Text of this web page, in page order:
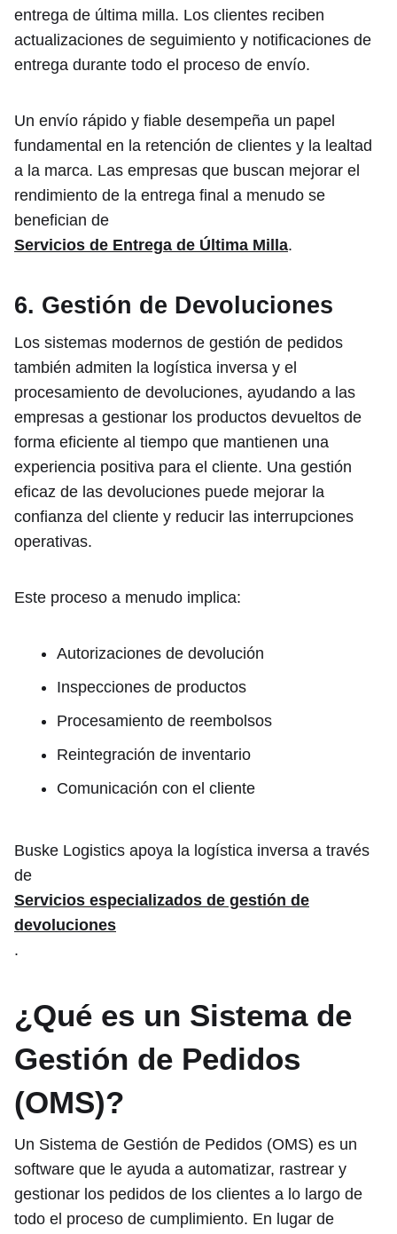
entrega de última milla. Los clientes reciben
actualizaciones de seguimiento y notificaciones de
entrega durante todo el proceso de envío.
Un envío rápido y fiable desempeña un papel
fundamental en la retención de clientes y la lealtad
a la marca. Las empresas que buscan mejorar el
rendimiento de la entrega final a menudo se
benefician de
Servicios de Entrega de Última Milla.
6. Gestión de Devoluciones
Los sistemas modernos de gestión de pedidos
también admiten la logística inversa y el
procesamiento de devoluciones, ayudando a las
empresas a gestionar los productos devueltos de
forma eficiente al tiempo que mantienen una
experiencia positiva para el cliente. Una gestión
eficaz de las devoluciones puede mejorar la
confianza del cliente y reducir las interrupciones
operativas.
Este proceso a menudo implica:
Autorizaciones de devolución
Inspecciones de productos
Procesamiento de reembolsos
Reintegración de inventario
Comunicación con el cliente
Buske Logistics apoya la logística inversa a través
de
Servicios especializados de gestión de
devoluciones
.
¿Qué es un Sistema de
Gestión de Pedidos
(OMS)?
Un Sistema de Gestión de Pedidos (OMS) es un
software que le ayuda a automatizar, rastrear y
gestionar los pedidos de los clientes a lo largo de
todo el proceso de cumplimiento. En lugar de